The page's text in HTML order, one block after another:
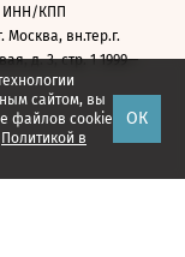
сайтом, вы
файлов cookie
Политикой в
ОК
ИНН/КПП
Москва, вн.тер.г.
д. 3, стр. 1 1999—